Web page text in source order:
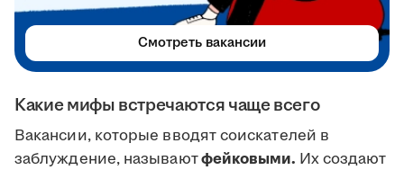
Какие мифы встречаются чаще всего
Вакансии, которые вводят соискателей в
заблуждение, называютфейковыми. Их создают
Смотреть вакансии